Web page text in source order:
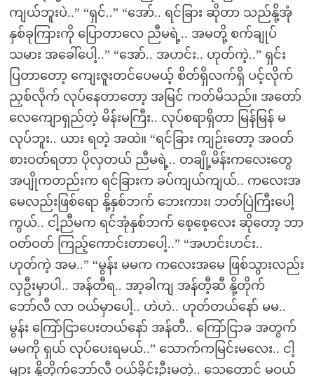
ကျယ်ဘူးပဲ..” “ရှင်..” “အော်.. ရင်ခြား ဆိုတာ သည်နို့အုံ
နှစ်ခုကြားကို ပြောတာလေ ညီမရဲ့.. အမတို့ စက်ချုပ်
သမား အခေါ်ပေါ့..” “အော်.. အဟင်း.. ဟုတ်ကဲ့..” ရှင်း
ပြတာတော့ ကျေးဇူးတင်ပေမယ့် စိတ်ရှိလက်ရှိ ပင့်လိုက်
ညှစ်လိုက် လုပ်နေတာတော့ အမြင် ကတ်မိသည်။ အတော်
လေကျောရှည်တဲ့ မိန်းမကြီး.. လုပ်စရာရှိတာ မြန်မြန် မ
လုပ်ဘူး.. ယား ရတဲ့ အထဲ။ “ရင်ခြား ကျဉ်းတော့ အဝတ်
စားဝတ်ရတာ ပိုလှတယ် ညီမရဲ့.. တချို့မိန်းကလေးတွေ
အပျိုကတည်းက ရင်ခြားက ခပ်ကျယ်ကျယ်.. ကလေးအ
မေလည်းဖြစ်ရော နို့နှစ်ဘက် ဘေးကား၊ ဘတ်ပြဲကြီးပေါ့
ကွယ်.. ငါ့ညီမက ရင်အုံနှစ်ဘက် စေ့စေ့လေး ဆိုတော့ ဘာ
ဝတ်ဝတ် ကြည့်ကောင်းတာပေါ့..” “အဟင်းဟင်း..
ဟုတ်ကဲ့ အမ..” “မွန်း မမက ကလေးအမေ ဖြစ်သွားလည်း
လှဦးမှာပါ.. အန်တီရ.. အာ့ခါကျ အန်တီ့ဆီ နို့တိုက်
ဘော်လီ လာ ဝယ်မှာပေါ့.. ဟဲဟဲ.. ဟုတ်တယ်နော် မမ..
မွန်း ကြော်ငြာပေးတယ်နော် အန်တီ.. ကြော်ငြာခ အတွက်
မမကို ရှယ် လုပ်ပေးရမယ်..” သောက်ကမြင်းမလေး.. ငါ့
များ နို့တိုက်ဘော်လီ ဝယ်ခိုင်းဦးမတဲ့.. သေတောင် မဝယ်